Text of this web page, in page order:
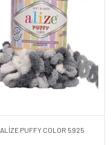
ALİZE PUFFY COLOR 5925